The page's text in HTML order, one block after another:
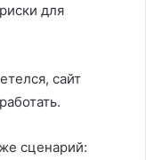
для
сайт
сценарий: